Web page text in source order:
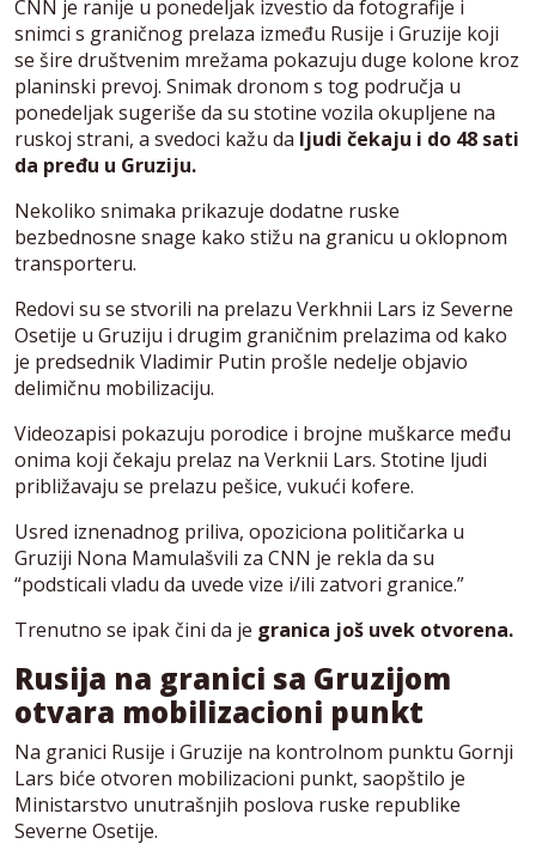
CNN je ranije u ponedeljak izvestio da fotografije i
snimci s graničnog prelaza između Rusije i Gruzije koji
se šire društvenim mrežama pokazuju duge kolone kroz
planinski prevoj. Snimak dronom s tog područja u
ponedeljak sugeriše da su stotine vozila okupljene na
ruskoj strani, a svedoci kažu da ljudi čekaju i do 48 sati
da pređu u Gruziju.
Nekoliko snimaka prikazuje dodatne ruske
bezbednosne snage kako stižu na granicu u oklopnom
transporteru.
Redovi su se stvorili na prelazu Verkhnii Lars iz Severne
Osetije u Gruziju i drugim graničnim prelazima od kako
je predsednik Vladimir Putin prošle nedelje objavio
delimičnu mobilizaciju.
Videozapisi pokazuju porodice i brojne muškarce među
onima koji čekaju prelaz na Verknii Lars. Stotine ljudi
približavaju se prelazu pešice, vukući kofere.
Usred iznenadnog priliva, opoziciona političarka u
Gruziji Nona Mamulašvili za CNN je rekla da su
“podsticali vladu da uvede vize i/ili zatvori granice.”
Trenutno se ipak čini da je granica još uvek otvorena.
Rusija na granici sa Gruzijom
otvara mobilizacioni punkt
Na granici Rusije i Gruzije na kontrolnom punktu Gornji
Lars biće otvoren mobilizacioni punkt, saopštilo je
Ministarstvo unutrašnjih poslova ruske republike
Severne Osetije.